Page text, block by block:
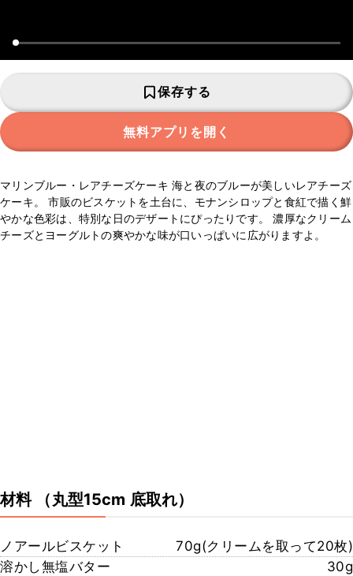
保存する
無料アプリを開く
マリンブルー・レアチーズケーキ 海と夜のブルーが美しいレアチーズ
ケーキ。 市販のビスケットを土台に、モナンシロップと食紅で描く鮮
やかな色彩は、特別な日のデザートにぴったりです。 濃厚なクリーム
チーズとヨーグルトの爽やかな味が口いっぱいに広がりますよ。
材料 （丸型15cm 底取れ）
ノアールビスケット
70g(クリームを取って20枚)
溶かし無塩バター
30g